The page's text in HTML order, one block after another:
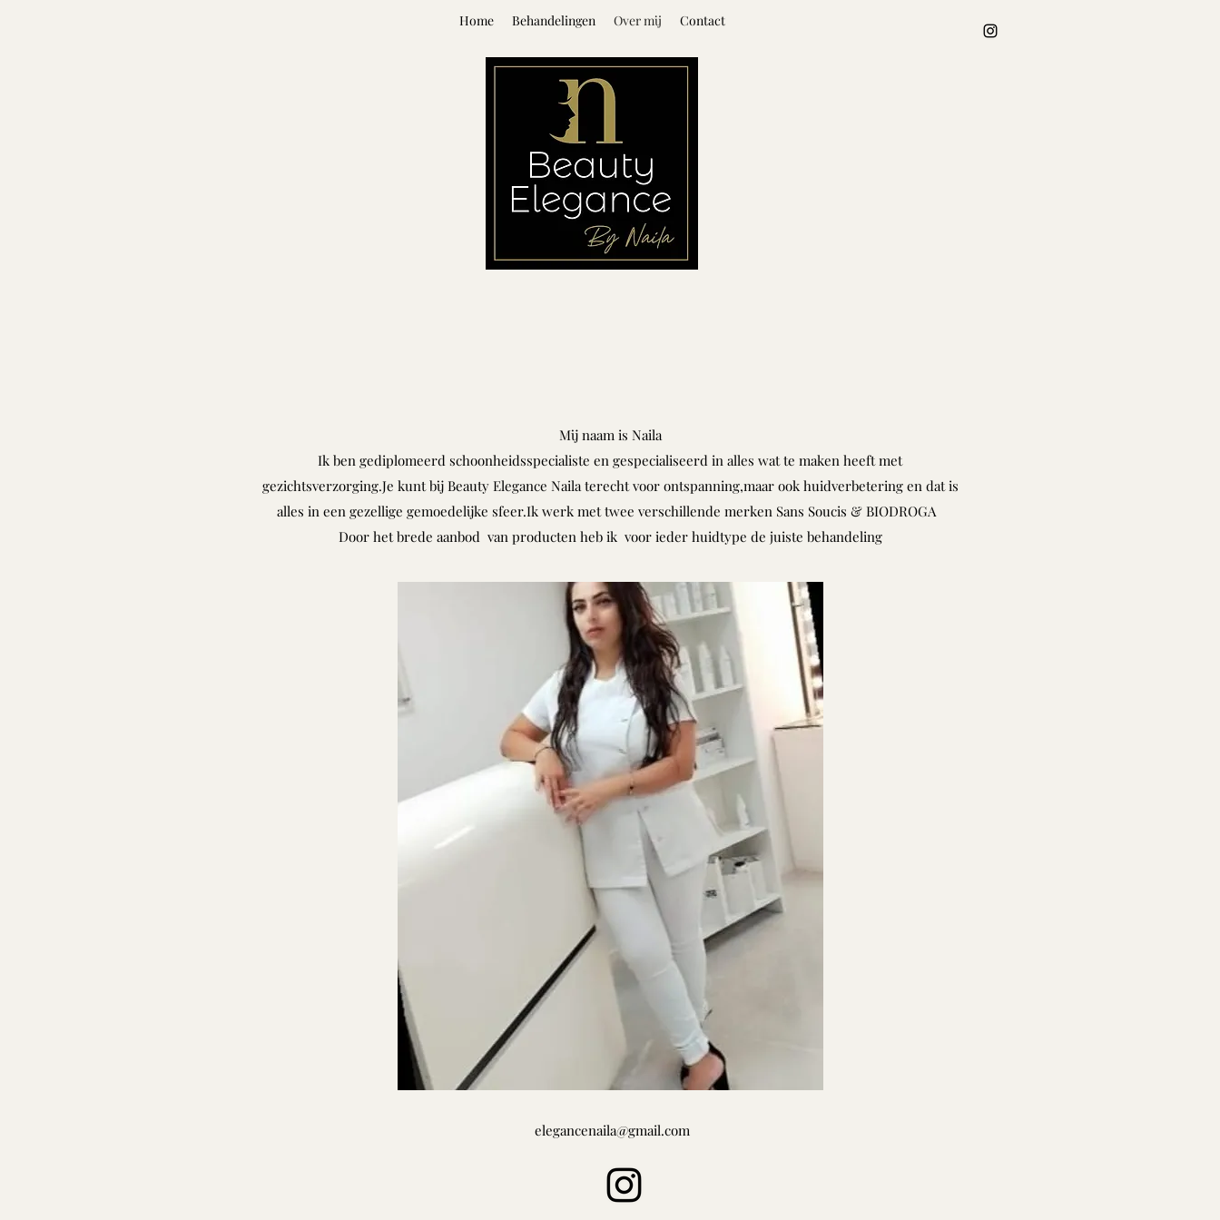
Home Behandelingen Over mij Contact
Mij naam is Naila
Ik ben gediplomeerd schoonheidsspecialiste en gespecialiseerd in alles wat te maken heeft met
gezichtsverzorging.Je kunt bij Beauty Elegance Naila terecht voor ontspanning,maar ook huidverbetering en dat is
alles in een gezellige gemoedelijke sfeer.Ik werk met twee verschillende merken Sans Soucis & BIODROGA
Door het brede aanbod van producten heb ik voor ieder huidtype de juiste behandeling
elegancenaila@gmail.com